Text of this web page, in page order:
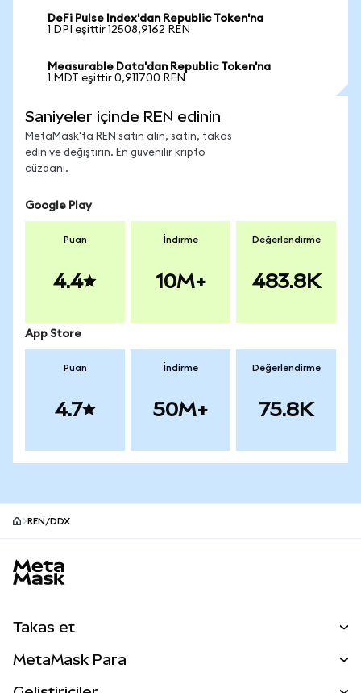
DeFi Pulse Index'dan Republic Token'na
1 DPI eşittir 12508,9162 REN
Measurable Data'dan Republic Token'na
1 MDT eşittir 0,911700 REN
Saniyeler içinde REN edinin
MetaMask'ta REN satın alın, satın, takas
edin ve değiştirin. En güvenilir kripto
cüzdanı.
Google Play
Puan
4.4
İndirme
10M+
Değerlendirme
483.8K
App Store
Puan
4.7
İndirme
50M+
Değerlendirme
75.8K
REN/DDX
Takas et
MetaMask Para